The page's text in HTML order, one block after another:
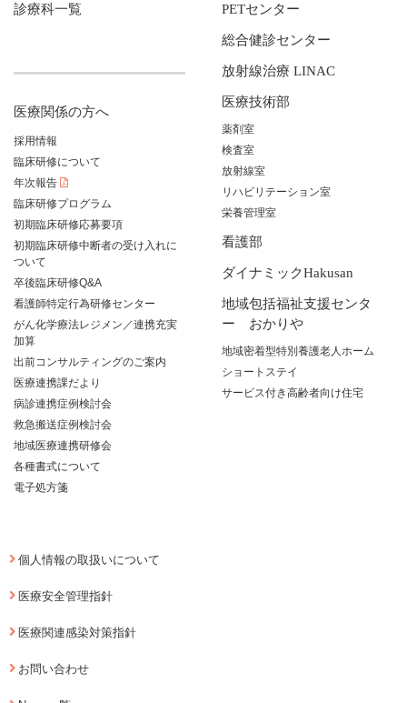
診療科一覧
医療関係の方へ
採用情報
臨床研修について
年次報告
臨床研修プログラム
初期臨床研修応募要項
初期臨床研修中断者の受け入れに
ついて
卒後臨床研修Q&A
看護師特定行為研修センター
がん化学療法レジメン／連携充実
加算
出前コンサルティングのご案内
医療連携課だより
病診連携症例検討会
救急搬送症例検討会
地域医療連携研修会
各種書式について
電子処方箋
PETセンター
総合健診センター
放射線治療 LINAC
医療技術部
薬剤室
検査室
放射線室
リハビリテーション室
栄養管理室
看護部
ダイナミックHakusan
地域包括福祉支援センタ
ー おかりや
地域密着型特別養護老人ホーム
ショートステイ
サービス付き高齢者向け住宅
個人情報の取扱いについて
医療安全管理指針
医療関連感染対策指針
お問い合わせ